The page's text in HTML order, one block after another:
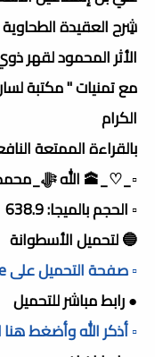
شِرح العقيدة الطحاوية
الأثر المحمود لقهر
مع تمنيات " مكتبة
الكرام
بالقراءة الممتعة
▫️_♡_🕋 الله
▫️ الحجم بالميجا: 638.9
🔵 لتحميل الأسطوانة
▫️ صفحة التحميل على archive
● رابط مباشر للتحميل
▫️ أذكر الله وأضغط هنا